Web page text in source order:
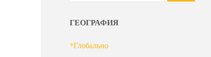
ГЕОГРАФИЯ
*Глобально